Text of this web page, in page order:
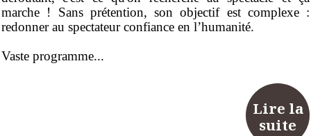
marche ! Sans prétention, son objectif est complexe :
redonner au spectateur confiance en l’humanité.
Vaste programme...
Lire la
suite